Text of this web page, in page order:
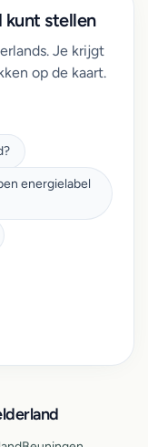
kunt stellen
Je krijgt
op de kaart.
energielabel